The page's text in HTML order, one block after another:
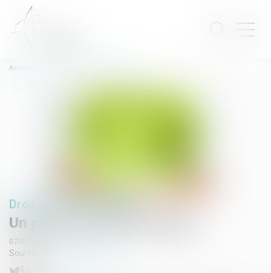
Accueil
Droit de l'environnement
Un pacte vert pour l’Europe
07/01/2020
Source :